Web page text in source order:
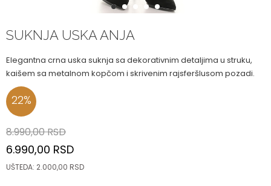
1 2 4 5
SUKNJA USKA ANJA
Elegantna crna uska suknja sa dekorativnim detaljima u struku,
kaišem sa metalnom kopčom i skrivenim rajsferšlusom pozadi.
22%
8.990,00RSD
6.990,00 RSD
UŠTEDA: 2.000,00 RSD